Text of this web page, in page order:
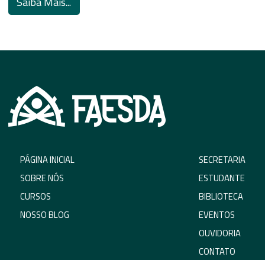
PÁGINA INICIAL
SOBRE NÓS
CURSOS
NOSSO BLOG
SECRETARIA
ESTUDANTE
BIBLIOTECA
EVENTOS
OUVIDORIA
CONTATO